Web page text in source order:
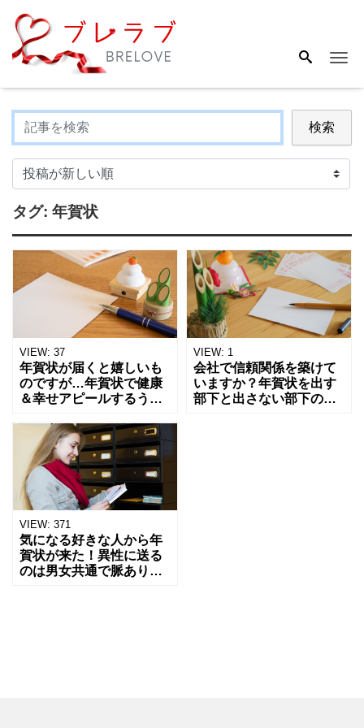
検索
タグ: 年賀状
VIEW: 37
年賀状が届くと嬉しいも
のですが…年賀状で健康
＆幸せアピールするうざ
VIEW: 1
会社で信頼関係を築けて
いますか？年賀状を出す
部下と出さない部下の違
VIEW: 371
気になる好きな人から年
賀状が来た！異性に送る
のは男女共通で脈あり？